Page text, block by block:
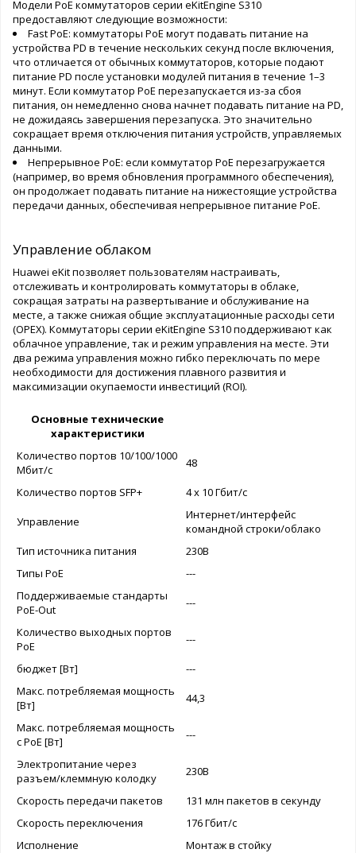
Модели PoE коммутаторов серии eKitEngine S310
предоставляют следующие возможности:
Fast PoE: коммутаторы PoE могут подавать питание на
устройства PD в течение нескольких секунд после включения,
что отличается от обычных коммутаторов, которые подают
питание PD после установки модулей питания в течение 1–3
минут. Если коммутатор PoE перезапускается из-за сбоя
питания, он немедленно снова начнет подавать питание на PD,
не дожидаясь завершения перезапуска. Это значительно
сокращает время отключения питания устройств, управляемых
данными.
Непрерывное PoE: если коммутатор PoE перезагружается
(например, во время обновления программного обеспечения),
он продолжает подавать питание на нижестоящие устройства
передачи данных, обеспечивая непрерывное питание PoE.
Управление облаком
Huawei eKit позволяет пользователям настраивать,
отслеживать и контролировать коммутаторы в облаке,
сокращая затраты на развертывание и обслуживание на
месте, а также снижая общие эксплуатационные расходы сети
(OPEX). Коммутаторы серии eKitEngine S310 поддерживают как
облачное управление, так и режим управления на месте. Эти
два режима управления можно гибко переключать по мере
необходимости для достижения плавного развития и
максимизации окупаемости инвестиций (ROI).
Основные технические
характеристики
Количество портов 10/100/1000
Мбит/с
48
Количество портов SFP+ 4 х 10 Гбит/с
Управление
Интернет/интерфейс
командной строки/облако
Тип источника питания
230В
Типы PoE
---
Поддерживаемые стандарты
PoE-Out
---
Количество выходных портов
PoE
---
бюджет [Вт]
---
Макс. потребляемая мощность
[Вт]
44,3
Макс. потребляемая мощность
с PoE [Вт]
---
Электропитание через
разъем/клеммную колодку
230В
Скорость передачи пакетов
131 млн пакетов в секунду
Скорость переключения
176 Гбит/с
Исполнение
Монтаж в стойку